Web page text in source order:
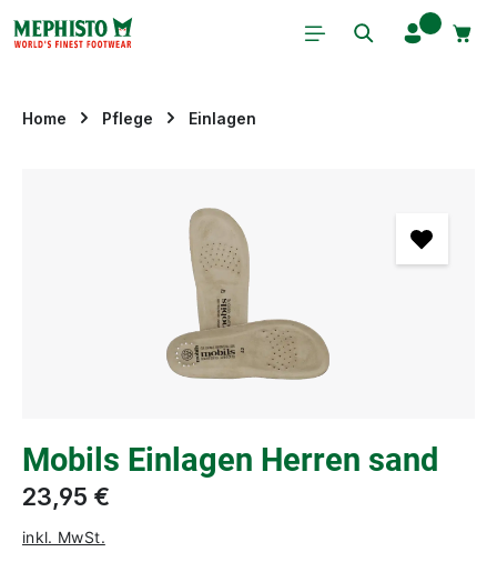
Zum Hauptinhalt springen
Home Pflege Einlagen
Mobils Einlagen Herren sand
23,95 €
inkl. MwSt.